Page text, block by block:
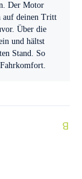
Der Motor
auf deinen Tritt
Über die
und hältst
Stand. So